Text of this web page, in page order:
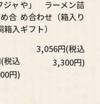
ジャ
合
箱入
税込
円)
や」 ラーメン詰
め合わせ（箱入り
ギフト）
3,056円(税込
3,300円)